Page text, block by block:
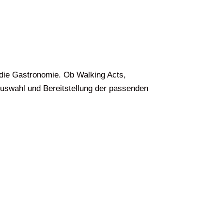
Gastronomie. Ob Walking Acts,
und Bereitstellung der passenden